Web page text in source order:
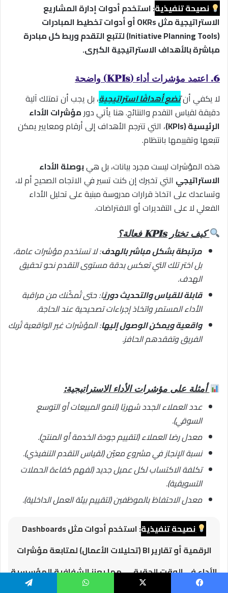
نصيحة تنفيذية:استخدم أدوات إدارة المشاريع
الاستراتيجية مثل OKRs أو أدوات تخطيط المبادرات
(Initiative Planning Tools) لتتبع التقدم وربط كل مبادرة
مباشرة بالأهداف الاستراتيجية الكبرى.
6. اعتمد مؤشرات أداء (KPIs) واضحة
لا يكفي أنتضع أهدافًا استراتيجية، بل يجب أن تمتلك آلية
دقيقة لقياس التقدم والنتائج. هنا يأتي دور مؤشرات الأداء
الرئيسية (KPIs)
، التي تترجم الأهداف إلى أرقام ومعايير يمكن
تتبعها وتقييمها بانتظام.
هذه المؤشرات ليست مجرد بيانات، بل هيبوصلة الأداء
الاستراتيجي التي تخبرك إن كنت تسير في الاتجاه الصحيح أم لا،
وتساعدك على اتخاذ قرارات مدروسة مبنية على تحليل الأداء
الفعلي لا على التقديرات أو الافتراضات.
كيف تختار KPIs فعالة؟
مرتبطة بشكل مباشر بالهدف: لا تستخدم مؤشرات عامة،
بل اختر تلك التي تعكس بدقة مستوى التقدم نحو تحقيق
الهدف.
قابلة للقياس والتحديث دوريًا: حتى تُمكّنك من مراقبة
الأداء المستمر واتخاذ إجراءات تصحيحية عند الحاجة.
واقعية ويمكن الوصول إليها: المؤشرات غير الواقعية تُربك
الفريق وتفقدهم الحافز.
أمثلة على مؤشرات الأداء الاستراتيجية:
عدد العملاء الجدد شهريًا (لنمو المبيعات أو التوسع
السوقي).
معدل رضا العملاء (لتقييم جودة الخدمة أو المنتج).
نسبة الإنجاز في مشروع معيّن (لقياس التقدم التنفيذي).
تكلفة الاكتساب لكل عميل جديد (لفهم كفاءة الحملات
التسويقية).
معدل الاحتفاظ بالموظفين (لتقييم بيئة العمل الداخلية).
نصيحة تنفيذية
: استخدم أدوات مثل Dashboards
الرقمية أو تقارير BI (تحليلات الأعمال) لمتابعة مؤشرات
الأداء في الوقت الحقيقي، مما يعزز الشفافية المؤسسية